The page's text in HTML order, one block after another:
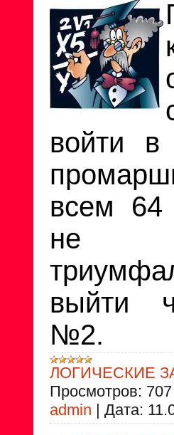
войти
всем 64
не
выйти
№2.
ЛОГИЧЕСКИЕ
Просмотров: 707
admin | Дата: